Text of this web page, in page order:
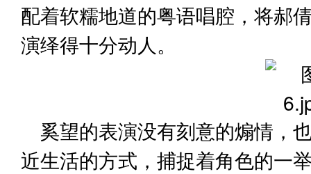
配着软糯地道的粤语唱腔，将郝
演绎得十分动人。
奚望的表演没有刻意的煽情，
近生活的方式，捕捉着角色的一